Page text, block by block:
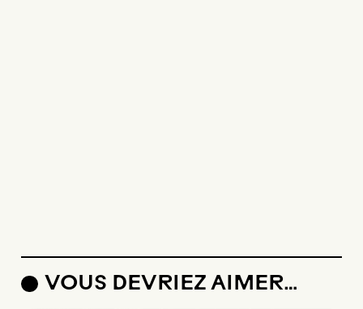
VOUS DEVRIEZ AIMER…